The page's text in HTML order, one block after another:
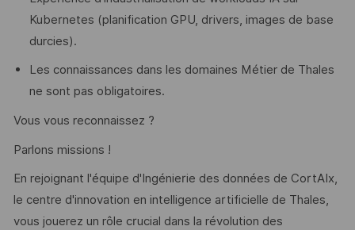
Kubernetes (planification GPU, drivers, images de base
durcies).
Les connaissances dans les domaines Métier de Thales
ne sont pas obligatoires.
Vous vous reconnaissez ?
Parlons missions !
En rejoignant l'équipe d'Ingénierie des données de CortAIx,
le centre d'innovation en intelligence artificielle de Thales,
vous jouerez un rôle crucial dans la révolution des